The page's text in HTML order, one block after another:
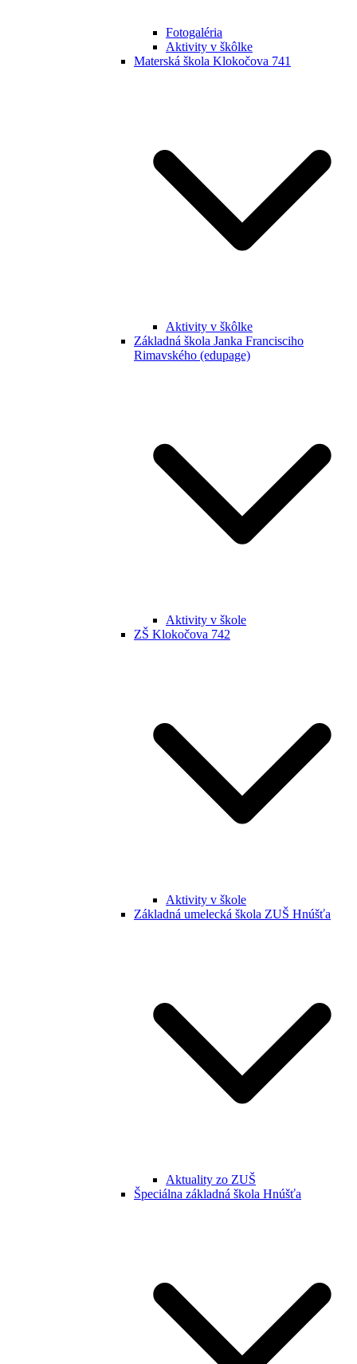
Fotogaléria
Aktivity v škôlke
Materská škola Klokočova 741
Aktivity v škôlke
Základná škola Janka Francisciho
Rimavského (edupage)
Aktivity v škole
ZŠ Klokočova 742
Aktivity v škole
Základná umelecká škola ZUŠ Hnúšťa
Aktuality zo ZUŠ
Špeciálna základná škola Hnúšťa